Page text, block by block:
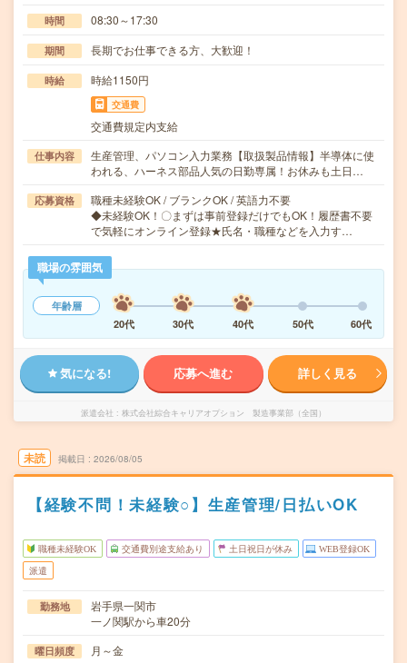
時間 08:30～17:30
期間 長期でお仕事できる方、大歓迎！
時給 時給1150円
交通費
交通費規定内支給
仕事内容
生産管理、パソコン入力業務【取扱製品情報】半導体に使
われる、ハーネス部品人気の日勤専属！お休みも土日…
応募資格
職種未経験OK / ブランクOK / 英語力不要
◆未経験OK！〇まずは事前登録だけでもOK！履歴書不要
で気軽にオンライン登録★氏名・職種などを入力す…
職場の雰囲気
年齢層
20代
30代 40代 50代 60代
気になる! 応募へ進む 詳しく見る
派遣会社 株式会社綜合キャリアオプション 製造事業部（全国）
未読 掲載日 2026/08/05
【経験不問！未経験○】生産管理/日払いOK
職種未経験OK 交通費別途支給あり 土日祝日が休み WEB登録OK
派遣
勤務地
岩手県一関市
一ノ関駅から車20分
曜日頻度 月～金